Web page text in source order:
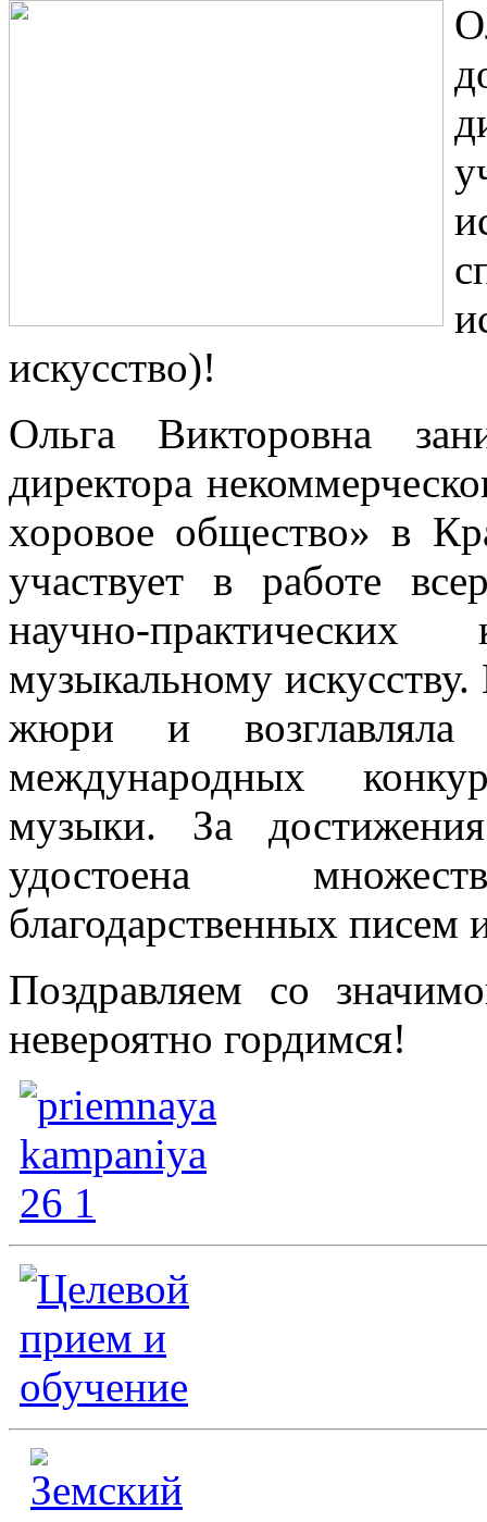
искусство)!
Ольга Викторовна
директора
хоровое общество» в
участвует в работе
научно-
музыкальному
жюри и
международных
музыки. За
удостоена
благодарственных писем
Поздравляем со
невероятно гордимся!